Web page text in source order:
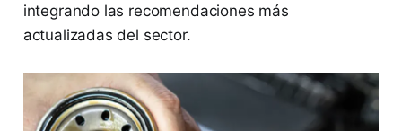
integrando las recomendaciones más
actualizadas del sector.